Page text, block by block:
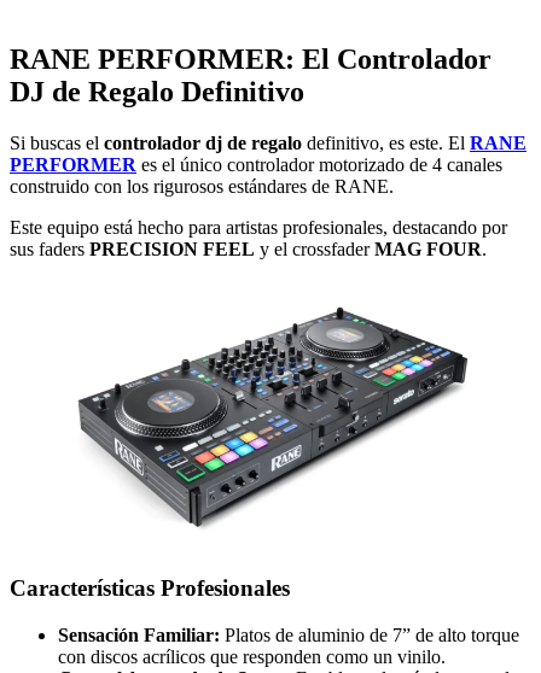
RANE PERFORMER: El Controlador
DJ de Regalo Definitivo
Si buscas el controlador dj de regalo definitivo, es este. El RANE
PERFORMER es el único controlador motorizado de 4 canales
construido con los rigurosos estándares de RANE.
Este equipo está hecho para artistas profesionales, destacando por
sus faders PRECISION FEEL y el crossfaderMAG FOUR.
Características Profesionales
Sensación Familiar: Platos de aluminio de 7” de alto torque
con discos acrílicos que responden como un vinilo.